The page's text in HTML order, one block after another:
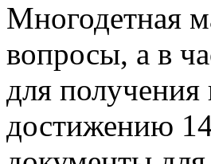
Многодетная
вопросы, а в
для
достижению